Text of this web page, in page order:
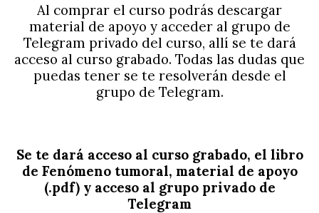
Al comprar el curso podrás descargar
material de apoyo y acceder al grupo de
Telegram privado del curso, allí se te dará
acceso al curso grabado. Todas las dudas que
puedas tener se te resolverán desde el
grupo de Telegram.
Se te dará acceso al curso grabado, el libro
de Fenómeno tumoral, material de apoyo
(.pdf) y acceso al grupo privado de
Telegram